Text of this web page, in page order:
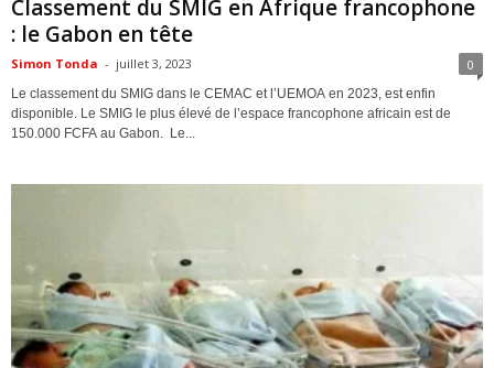
Classement du SMIG en Afrique francophone
: le Gabon en tête
Simon Tonda - juillet 3, 2023 0
Le classement du SMIG dans le CEMAC et l’UEMOA en 2023, est enfin
disponible. Le SMIG le plus élevé de l’espace francophone africain est de
150.000 FCFA au Gabon. Le...